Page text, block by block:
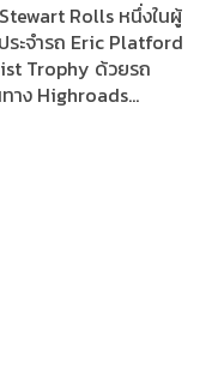
Rolls หนึ่งในผู้
ะจำรถ Eric Platford
Trophy ด้วยรถ
าง Highroads
วมทั้งสิ้น 4 รอบ การ
างเดียว แต่ต้อง